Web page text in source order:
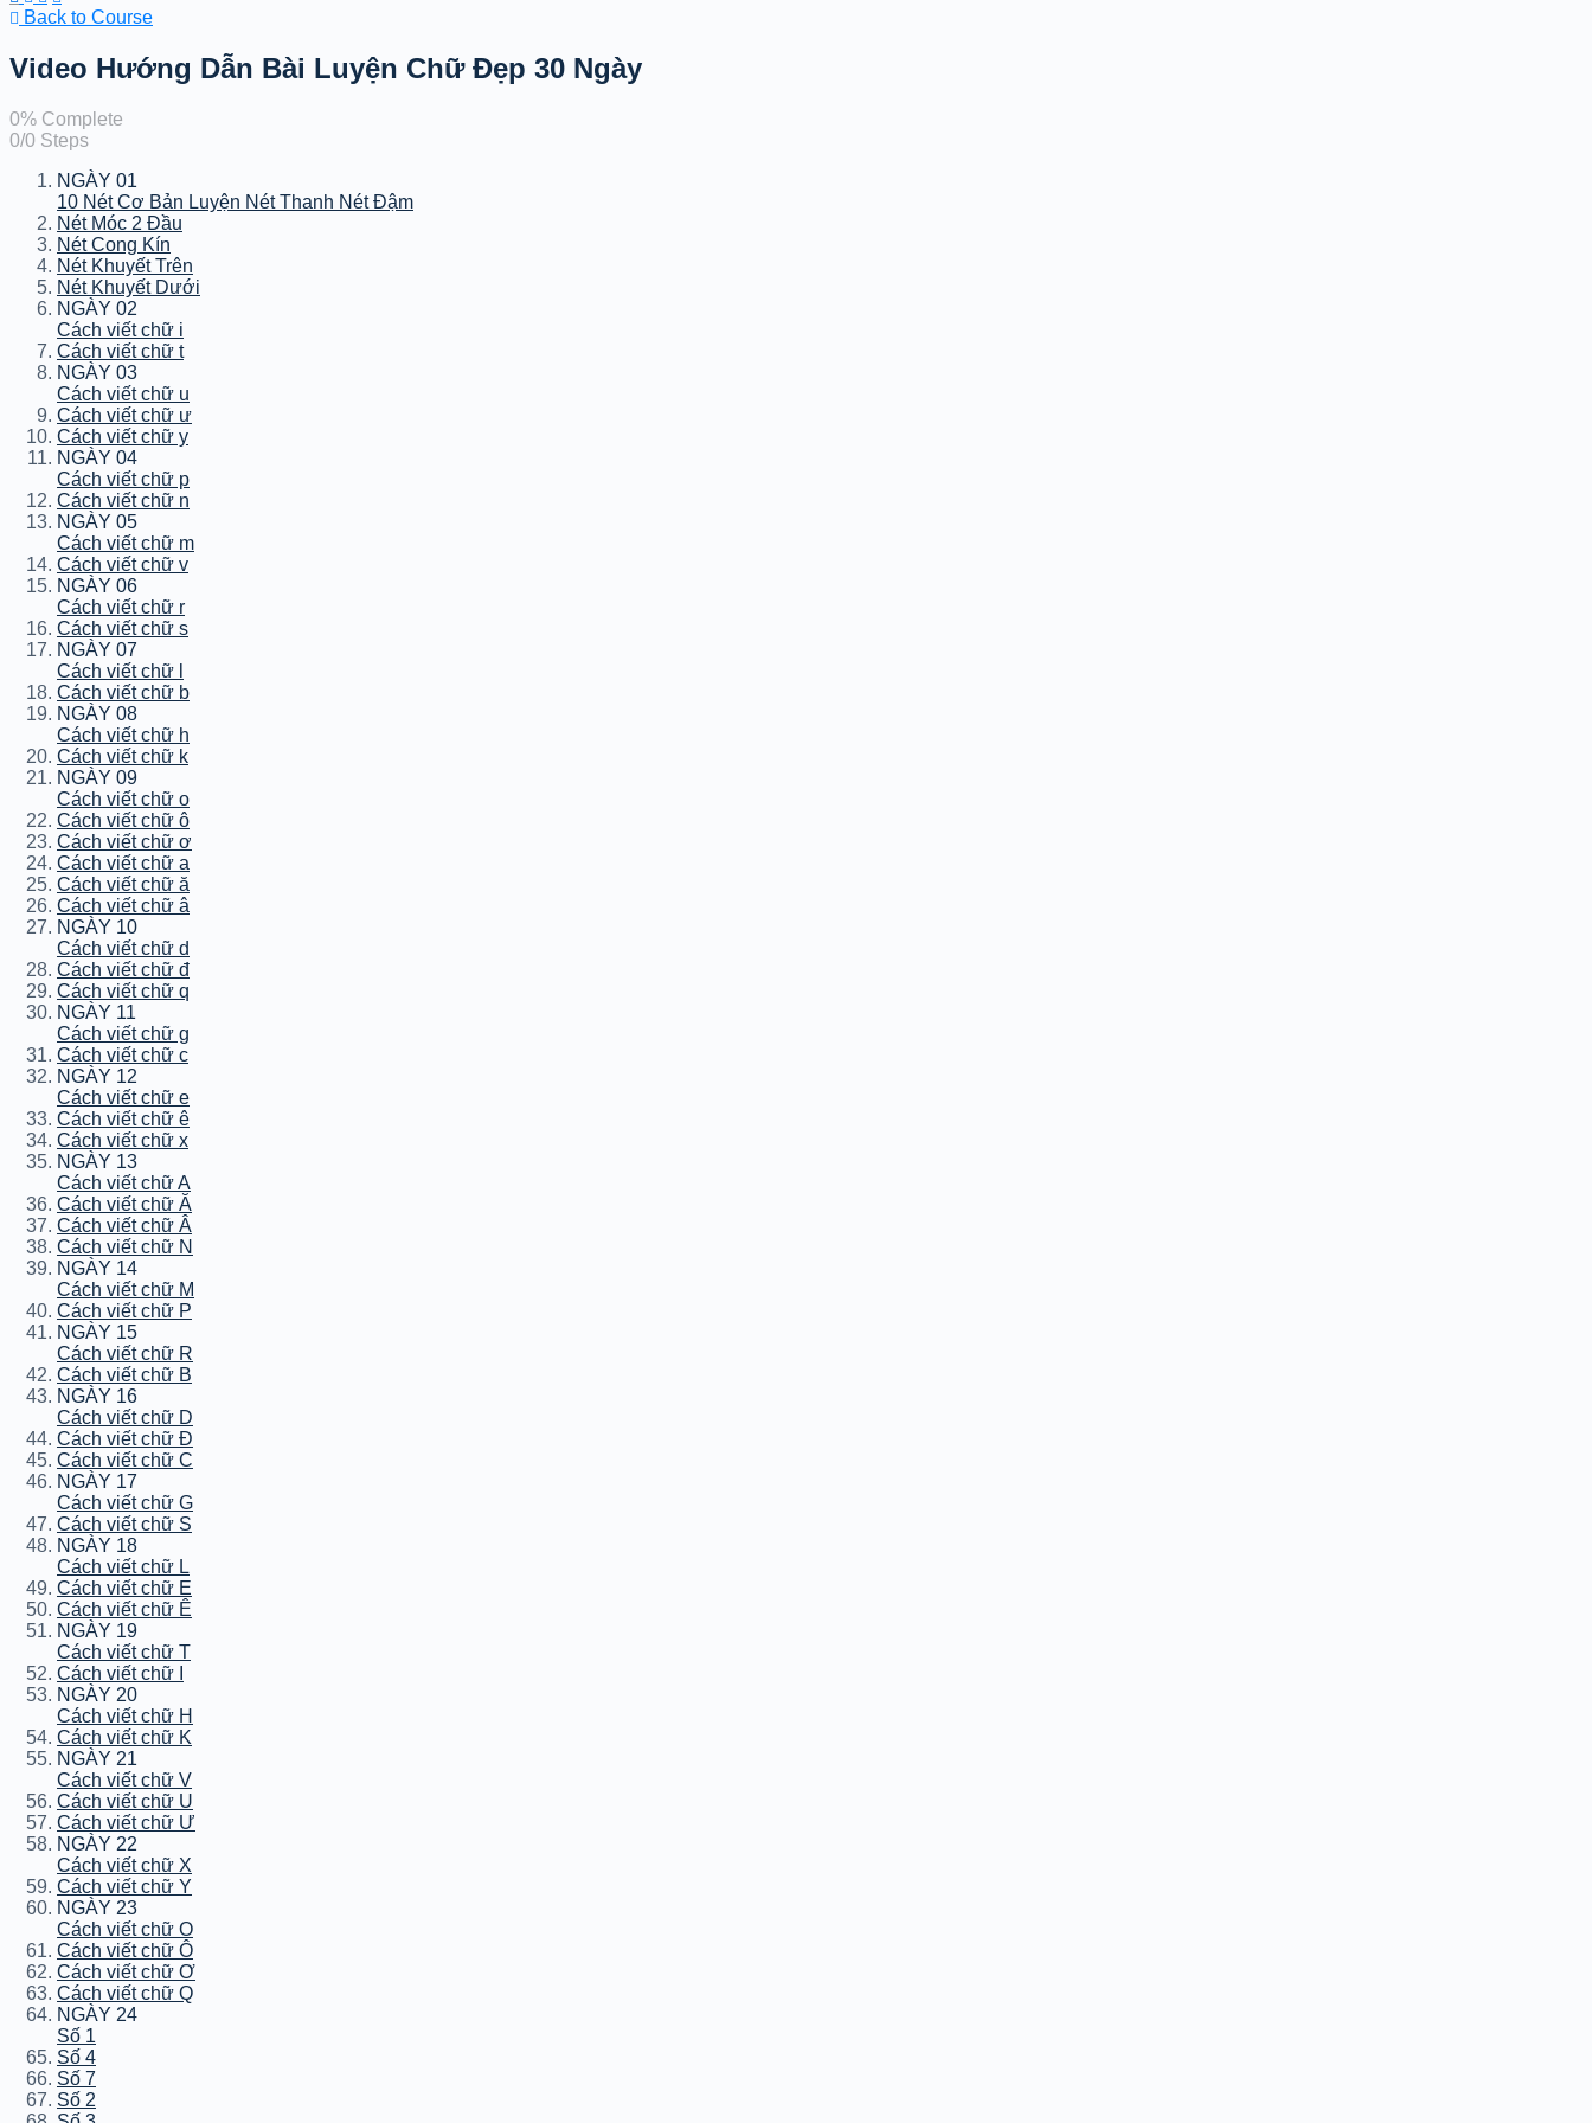
Back to Course
Video Hướng Dẫn Bài Luyện Chữ Đẹp 30 Ngày
0% Complete
0/0 Steps
NGÀY 01
10 Nét Cơ Bản Luyện Nét Thanh Nét Đậm
Nét Móc 2 Đầu
Nét Cong Kín
Nét Khuyết Trên
Nét Khuyết Dưới
NGÀY 02
Cách viết chữ i
Cách viết chữ t
NGÀY 03
Cách viết chữ u
Cách viết chữ ư
Cách viết chữ y
NGÀY 04
Cách viết chữ p
Cách viết chữ n
NGÀY 05
Cách viết chữ m
Cách viết chữ v
NGÀY 06
Cách viết chữ r
Cách viết chữ s
NGÀY 07
Cách viết chữ l
Cách viết chữ b
NGÀY 08
Cách viết chữ h
Cách viết chữ k
NGÀY 09
Cách viết chữ o
Cách viết chữ ô
Cách viết chữ ơ
Cách viết chữ a
Cách viết chữ ă
Cách viết chữ â
NGÀY 10
Cách viết chữ d
Cách viết chữ đ
Cách viết chữ q
NGÀY 11
Cách viết chữ g
Cách viết chữ c
NGÀY 12
Cách viết chữ e
Cách viết chữ ê
Cách viết chữ x
NGÀY 13
Cách viết chữ A
Cách viết chữ Ă
Cách viết chữ Â
Cách viết chữ N
NGÀY 14
Cách viết chữ M
Cách viết chữ P
NGÀY 15
Cách viết chữ R
Cách viết chữ B
NGÀY 16
Cách viết chữ D
Cách viết chữ Đ
Cách viết chữ C
NGÀY 17
Cách viết chữ G
Cách viết chữ S
NGÀY 18
Cách viết chữ L
Cách viết chữ E
Cách viết chữ Ê
NGÀY 19
Cách viết chữ T
Cách viết chữ I
NGÀY 20
Cách viết chữ H
Cách viết chữ K
NGÀY 21
Cách viết chữ V
Cách viết chữ U
Cách viết chữ Ư
NGÀY 22
Cách viết chữ X
Cách viết chữ Y
NGÀY 23
Cách viết chữ O
Cách viết chữ Ô
Cách viết chữ Ơ
Cách viết chữ Q
NGÀY 24
Số 1
Số 4
Số 7
Số 2